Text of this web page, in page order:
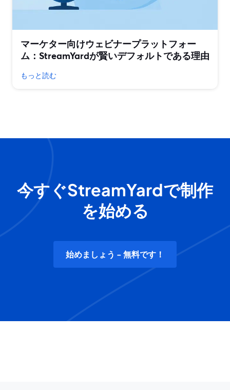
マーケター向けウェビナープラットフォー
ム：StreamYardが賢いデフォルトである理由
もっと読む
今すぐStreamYardで制作
を始める
始めましょう - 無料です！